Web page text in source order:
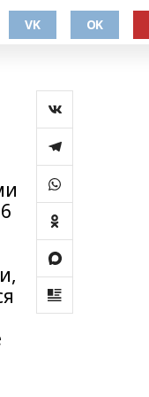
VK OK